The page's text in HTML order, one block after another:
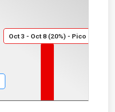
Oct 3 - Oct 8 (20%) - Pico